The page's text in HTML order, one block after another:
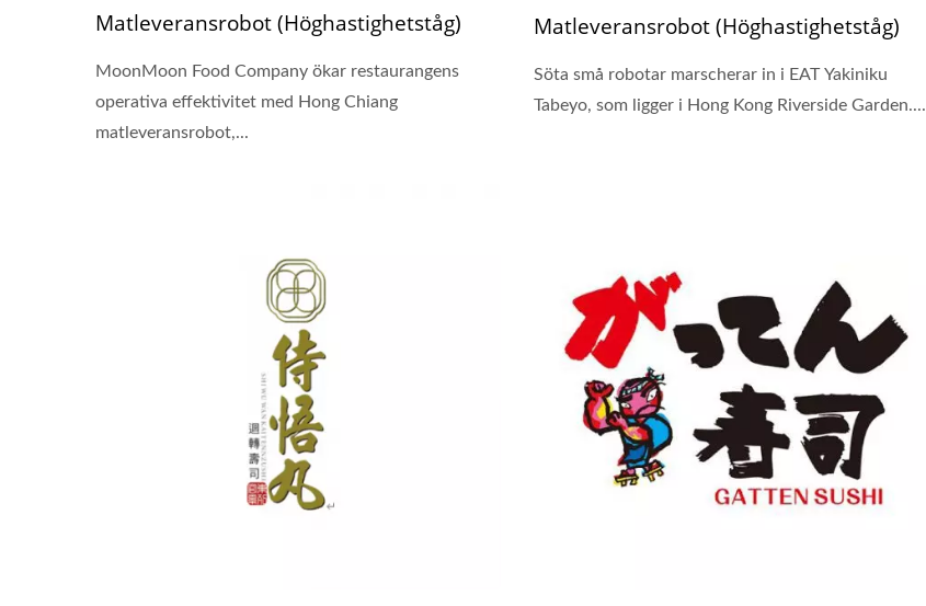
Matleveransrobot (Höghastighetståg)
MoonMoon Food Company ökar restaurangens
operativa effektivitet med Hong Chiang
matleveransrobot,...
Matleveransrobot (Höghastighetståg)
Söta små robotar marscherar in i EAT Yakiniku
Tabeyo, som ligger i Hong Kong Riverside Garden....